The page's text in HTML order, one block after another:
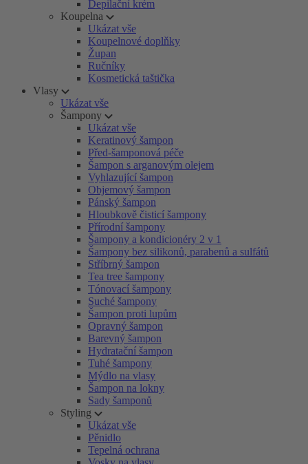
Depilační krém
Koupelna
Ukázat vše
Koupelnové doplňky
Župan
Ručníky
Kosmetická taštička
Vlasy
Ukázat vše
Šampony
Ukázat vše
Keratinový šampon
Před-šamponová péče
Šampon s arganovým olejem
Vyhlazující šampon
Objemový šampon
Pánský šampon
Hloubkově čisticí šampony
Přírodní šampony
Šampony a kondicionéry 2 v 1
Šampony bez silikonů, parabenů a sulfátů
Stříbrný šampon
Tea tree šampony
Tónovací šampony
Suché šampony
Šampon proti lupům
Opravný šampon
Barevný šampon
Hydratační šampon
Tuhé šampony
Mýdlo na vlasy
Šampon na lokny
Sady šamponů
Styling
Ukázat vše
Pěnidlo
Tepelná ochrana